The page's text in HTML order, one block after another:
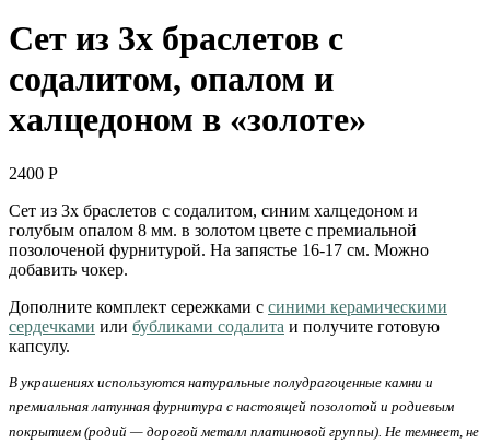
Сет из 3х браслетов с
содалитом, опалом и
халцедоном в «золоте»
2400 Р
Сет из 3х браслетов с содалитом, синим халцедоном и
голубым опалом 8 мм. в золотом цвете с премиальной
позолоченой фурнитурой. На запястье 16-17 см. Можно
добавить чокер.
Дополните комплект сережками с синими керамическими
сердечками или бубликами содалита и получите готовую
капсулу.
В украшениях используются натуральные полудрагоценные камни и
премиальная латунная фурнитура с настоящей позолотой и родиевым
покрытием (родий — дорогой металл платиновой группы). Не темнеет, не